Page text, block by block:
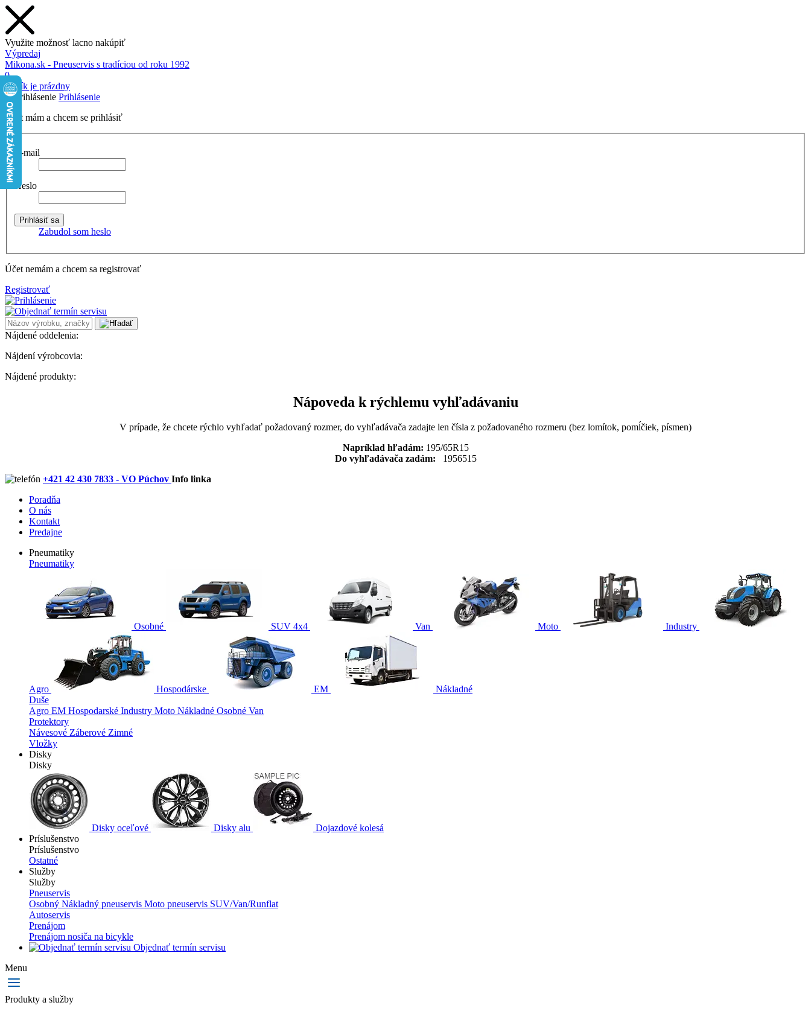
Využite možnosť lacno nakúpiť
Výpredaj
Mikona.sk - Pneuservis s tradíciou od roku 1992
0
Košík je prázdny
Prihlásenie
Účet mám a chcem se prihlásiť
E-mail
Heslo
Zabudol som heslo
Účet nemám a chcem sa registrovať
Registrovať
Nájdené oddelenia:
Nájdení výrobcovia:
Nájdené produkty:
Nápoveda k rýchlemu vyhľadávaniu
V prípade, že chcete rýchlo vyhľadať požadovaný rozmer, do vyhľadávača zadajte len čísla z požadovaného rozmeru (bez lomítok, pomĺčiek, písmen)
Napríklad hľadám: 195/65R15
Do vyhľadávača zadám: 1956515
+421 42 430 7833 - VO Púchov Info linka
Poradňa
O nás
Kontakt
Predajne
Pneumatiky
Pneumatiky
Osobné SUV 4x4 Van Moto Industry
Agro Hospodárske EM
Nákladné
Duše
Agro EM Hospodarské Industry Moto Nákladné Osobné Van
Protektory
Návesové Záberové Zimné
Vložky
Disky
Disky
Disky oceľové Disky alu
Dojazdové kolesá
Príslušenstvo
Príslušenstvo
Ostatné
Služby
Služby
Pneuservis
Osobný Nákladný pneuservis Moto pneuservis SUV/Van/Runflat
Autoservis
Prenájom
Prenájom nosiča na bicykle
Objednať termín servisu
Menu
Produkty a služby